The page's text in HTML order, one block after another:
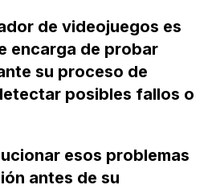
de videojuegos es
encarga de probar
su proceso de
posibles fallos o
esos problemas
antes de su